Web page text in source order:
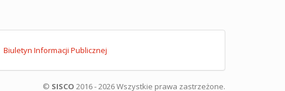
Biuletyn Informacji Publicznej
© SISCO 2016 - 2026 Wszystkie prawa zastrzeżone.